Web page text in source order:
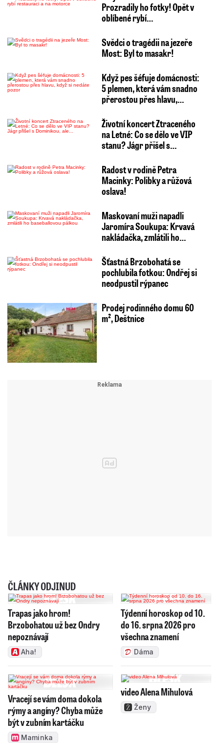
Prozradily ho fotky! Opět v
oblíbené rybí…
Svědci o tragédii na jezeře
Most: Byl to masakr!
Když pes šéfuje domácnosti:
5 plemen, která vám snadno
přerostou přes hlavu,…
Životní koncert Ztraceného
na Letné: Co se dělo ve VIP
stanu? Jágr přišel s…
Radost v rodině Petra
Macinky: Polibky a růžová
oslava!
Maskovaní muži napadli
Jaromíra Soukupa: Krvavá
nakládačka, zmlátili ho…
Šťastná Brzobohatá se
pochlubila fotkou: Ondřej si
neodpustil rýpanec
Prodej rodinného domu 60
m², Deštnice
ČLÁNKY ODJINUD
Trapas jako hrom!
Brzobohatou už bez Ondry
nepoznávají
Aha!
Týdenní horoskop od 10.
do 16. srpna 2026 pro
všechna znamení
Dáma
Vracejí se vám doma dokola
rýmy a angíny? Chyba může
být v zubním kartáčku
Maminka
video Alena Mihulová
Ženy